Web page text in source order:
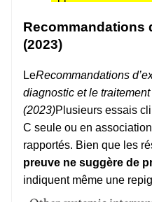
Recommandations
(2023)
LeRecommandations
diagnostic et le
(2023)Plusieurs essais
C seule ou en
rapportés. Bien que les
preuve ne suggère de
indiquent même une